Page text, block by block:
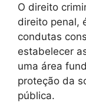
O direito
direito penal,
condutas
estabelecer
uma área
proteção da
pública.